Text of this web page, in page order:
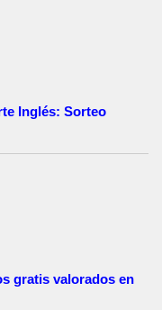
Inglés: Sorteo
gratis valorados en